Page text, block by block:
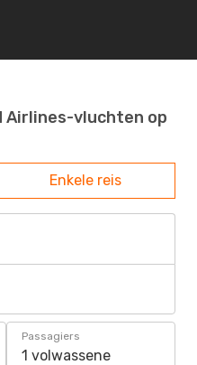
Airlines-vluchten op
Enkele reis
Passagiers
1 volwassene